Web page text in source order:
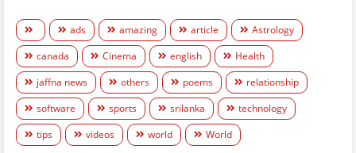
ads amazing article
Astrology
canada
Cinema english
Health
jaffna news
others poems
relationship
software
sports srilanka
technology
tips
videos world World